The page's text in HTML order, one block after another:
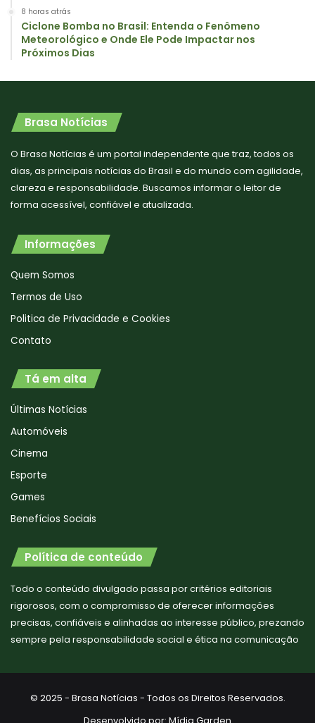
8 horas atrás
Ciclone Bomba no Brasil: Entenda o Fenômeno
Meteorológico e Onde Ele Pode Impactar nos
Próximos Dias
Brasa Notícias
O Brasa Notícias é um portal independente que traz, todos os
dias, as principais notícias do Brasil e do mundo com agilidade,
clareza e responsabilidade. Buscamos informar o leitor de
forma acessível, confiável e atualizada.
Informações
Quem Somos
Termos de Uso
Politica de Privacidade e Cookies
Contato
Tá em alta
Últimas Notícias
Automóveis
Cinema
Esporte
Games
Benefícios Sociais
Política de conteúdo
Todo o conteúdo divulgado passa por critérios editoriais
rigorosos, com o compromisso de oferecer informações
precisas, confiáveis e alinhadas ao interesse público, prezando
sempre pela responsabilidade social e ética na comunicação
© 2025 - Brasa Notícias - Todos os Direitos Reservados.